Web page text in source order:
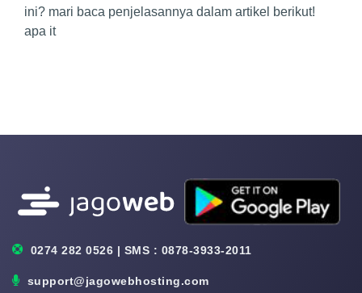
ini? mari baca penjelasannya dalam artikel berikut!
apa it
0274 282 0526 | SMS : 0878-3933-2011
support@jagowebhosting.com